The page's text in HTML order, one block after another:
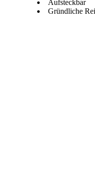
Aufsteckbar
Gründliche